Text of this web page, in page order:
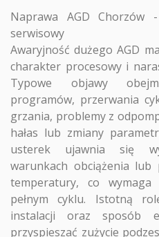
Naprawa AGD Chorzów
serwisowy
Awaryjność dużego AGD
charakter procesowy i
Typowe objawy
programów, przerwania
grzania, problemy z
hałas lub zmiany
usterek ujawnia się
warunkach obciążenia
temperatury, co
pełnym cyklu. Istotną
instalacji oraz sposób
przyspieszać zużycie